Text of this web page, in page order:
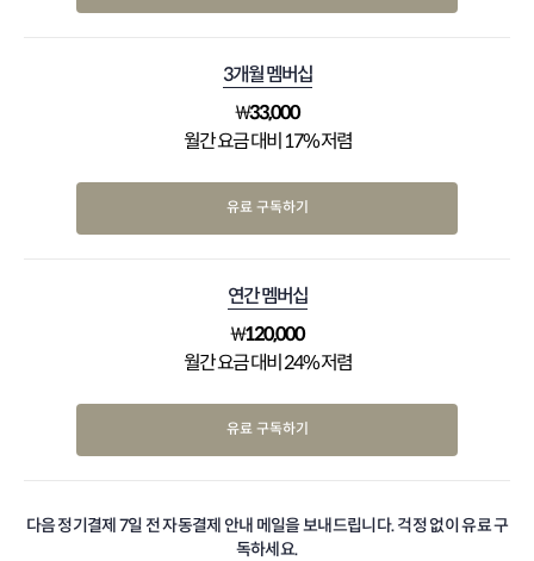
3개월 멤버십
₩33,000
월간 요금 대비 17% 저렴
유료 구독하기
연간 멤버십
₩120,000
월간 요금 대비 24% 저렴
유료 구독하기
다음 정기결제 7일 전 자동결제 안내 메일을 보내드립니다. 걱정 없이 유료 구
독하세요.